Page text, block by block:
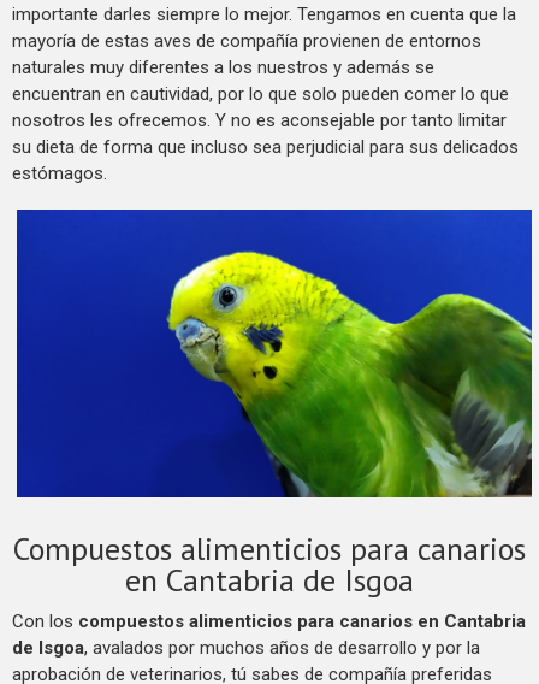
importante darles siempre lo mejor. Tengamos en cuenta que la
mayoría de estas aves de compañía provienen de entornos
naturales muy diferentes a los nuestros y además se
encuentran en cautividad, por lo que solo pueden comer lo que
nosotros les ofrecemos. Y no es aconsejable por tanto limitar
su dieta de forma que incluso sea perjudicial para sus delicados
estómagos.
Compuestos alimenticios para canarios
en Cantabria de Isgoa
Con los compuestos alimenticios para canarios en Cantabria
de Isgoa, avalados por muchos años de desarrollo y por la
aprobación de veterinarios, tú sabes de compañía preferidas